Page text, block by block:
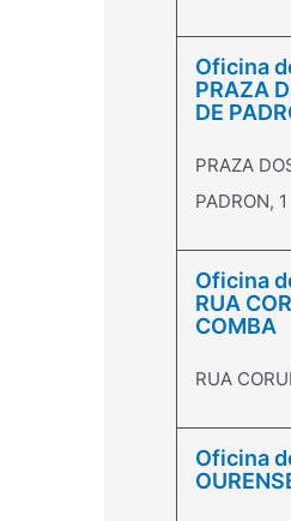
Oficina
PRAZA
DE
PRAZA
PADRON, 1
Oficina
RUA
COMBA
RUA
Oficina